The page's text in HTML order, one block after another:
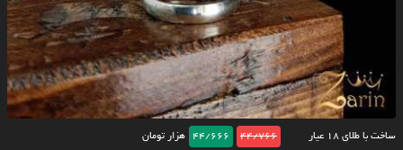
ساخت با طلای ۱۸ عیار 44/766
44/666 هزار تومان